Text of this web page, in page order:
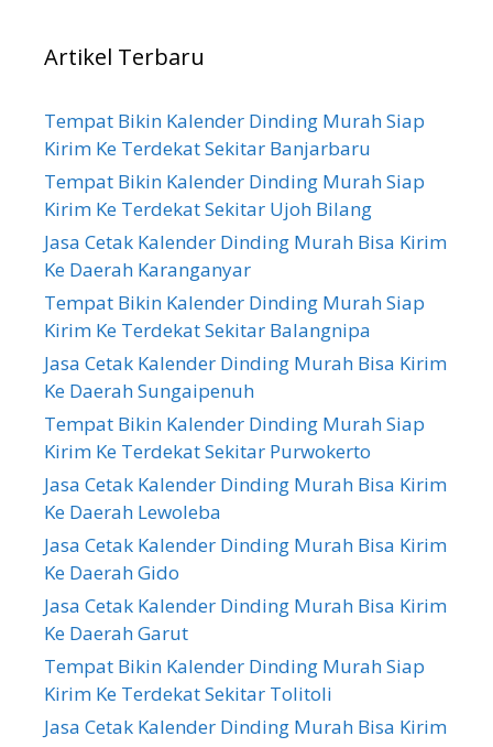
Artikel Terbaru
Tempat Bikin Kalender Dinding Murah Siap
Kirim Ke Terdekat Sekitar Banjarbaru
Tempat Bikin Kalender Dinding Murah Siap
Kirim Ke Terdekat Sekitar Ujoh Bilang
Jasa Cetak Kalender Dinding Murah Bisa Kirim
Ke Daerah Karanganyar
Tempat Bikin Kalender Dinding Murah Siap
Kirim Ke Terdekat Sekitar Balangnipa
Jasa Cetak Kalender Dinding Murah Bisa Kirim
Ke Daerah Sungaipenuh
Tempat Bikin Kalender Dinding Murah Siap
Kirim Ke Terdekat Sekitar Purwokerto
Jasa Cetak Kalender Dinding Murah Bisa Kirim
Ke Daerah Lewoleba
Jasa Cetak Kalender Dinding Murah Bisa Kirim
Ke Daerah Gido
Jasa Cetak Kalender Dinding Murah Bisa Kirim
Ke Daerah Garut
Tempat Bikin Kalender Dinding Murah Siap
Kirim Ke Terdekat Sekitar Tolitoli
Jasa Cetak Kalender Dinding Murah Bisa Kirim